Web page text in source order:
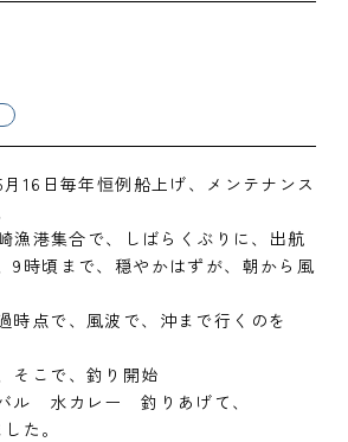
16日毎年恒例船上げ、メンテナンス
港集合で、しばらくぶりに、出航
9時頃まで、穏やかはずが、朝から風
時点で、風波で、沖まで行くのを
そこで、釣り開始
ル 水カレー 釣りあげて、
た。